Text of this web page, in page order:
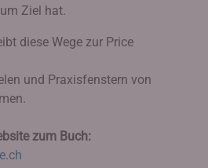
Ziel hat.
diese Wege zur Price
und Praxisfenstern von
zum Buch: